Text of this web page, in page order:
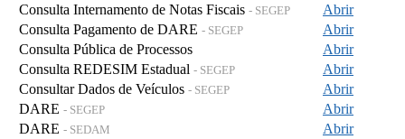
Consulta Internamento de Notas Fiscais - SEGEP
Abrir
Consulta Pagamento de DARE - SEGEP
Abrir
Consulta Pública de Processos
Abrir
Consulta REDESIM Estadual - SEGEP
Abrir
Consultar Dados de Veículos - SEGEP
Abrir
DARE - SEGEP
Abrir
DARE - SEDAM
Abrir